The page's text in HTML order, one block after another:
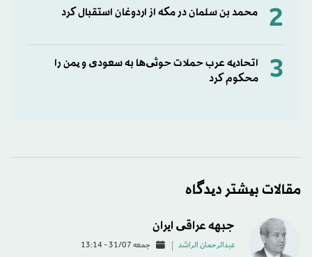
2 محمد بن سلمان در مکه از اردوغان استقبال کرد
3
اتحادیه عرب حملات حوثی‌ها به سعودی و یمن را
محکوم کرد
مقالات بیشتر دیدگاه
جبهه عراقی ایران
عبدالرحمان الراشد جمعه 31/07 - 13:14